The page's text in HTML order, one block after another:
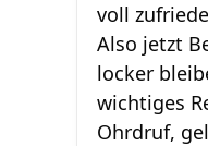
voll
Also jetzt
locker
wichtiges
Ohrdruf,